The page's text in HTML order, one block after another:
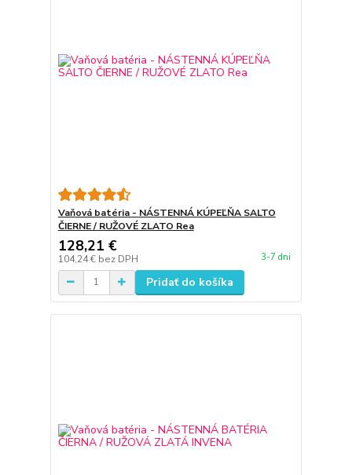
Vaňová batéria - NÁSTENNÁ KÚPEĽŇA SALTO
ČIERNE / RUŽOVÉ ZLATO Rea
128,21 €
104,24 € bez DPH 3-7 dni
Pridať do košíka